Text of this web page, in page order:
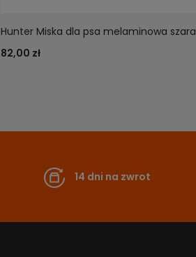
Hunter Miska dla psa melaminowa szara
82,00 zł
14 dni na zwrot